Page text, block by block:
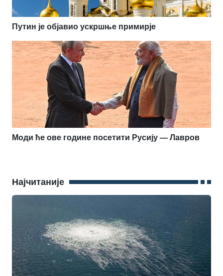
Путин је објавио ускршње примирје
Моди ће ове године посетити Русију — Лавров
Најчитаније